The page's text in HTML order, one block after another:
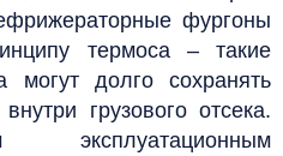
фургоны
термоса – такие
могут долго сохранять
грузового отсека.